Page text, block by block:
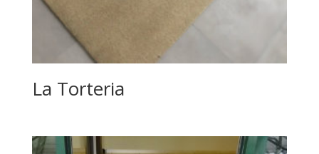
La Torteria